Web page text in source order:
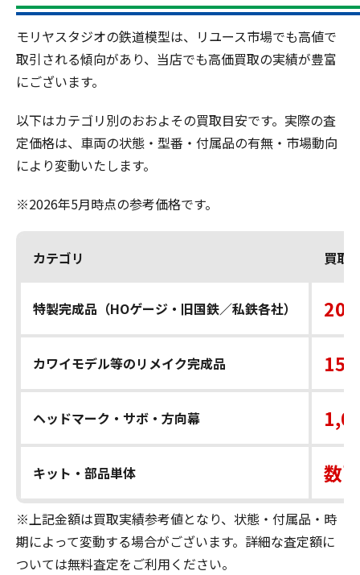
モリヤスタジオの鉄道模型は、リユース市場でも高値で
取引される傾向があり、当店でも高価買取の実績が豊富
にございます。
以下はカテゴリ別のおおよその買取目安です。実際の査
定価格は、車両の状態・型番・付属品の有無・市場動向
により変動いたします。
※2026年5月時点の参考価格です。
カテゴリ 買取
特製完成品（HOゲージ・旧国鉄／私鉄各社）
カワイモデル等のリメイク完成品
ヘッドマーク・サボ・方向幕
キット・部品単体 数
※上記金額は買取実績参考値となり、状態・付属品・時
期によって変動する場合がございます。詳細な査定額に
ついては無料査定をご利用ください。